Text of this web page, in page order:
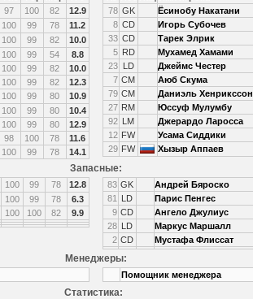
97 100 82
12.9
100 99 78
11.2
100 99 82
10.0
100 99 54
8.8
100 99 82
10.0
100 99 82
12.3
100 99 80
10.9
100 99 80
10.4
100 99 80
12.9
98 100 78
11.6
100 99 78 14.1
78 GK Ёсинобу Накатани
8 CD Игорь Субочев
33 CD Тарек Элрик
5 RD Мухамед Хамами
23 LD Джеймс Честер
7 CM Аюб Скума
79 CM Даниэль Хенрикссон
27 RM Юссуф Мулумбу
92 LM Джерардо Ларосса
12 FW Усама Сиддики
29 FW Хызыр Аппаев
Запасные:
100 99 78
12.8
100 99 78
6.3
100 100 82 9.9
83 GK Андрей Бяроско
81
LD Парис Пенгес
9 CD Ангело Джулиус
28 LD Маркус Маршалл
2 CD Мустафа Флиссат
Менеджеры:
Помощник менеджера
Статистика: